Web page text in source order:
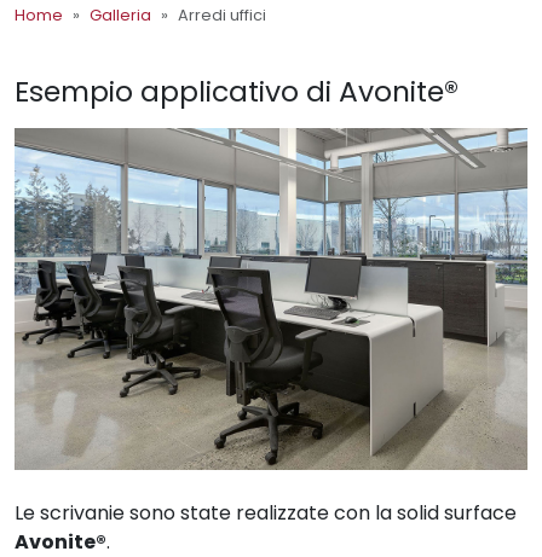
Home Galleria Arredi uffici
Esempio applicativo di Avonite®
Le scrivanie sono state realizzate con la solid surface
Avonite®.